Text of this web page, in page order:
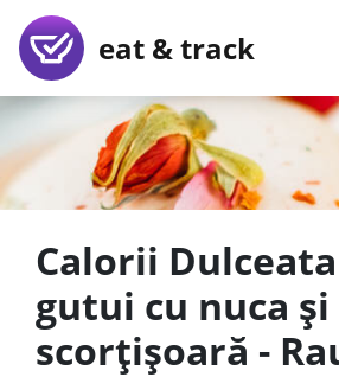
eat & track
Calorii
gutui cu nuca și
scorțișoară -